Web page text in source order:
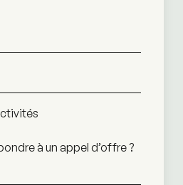
à un appel d’offre ?